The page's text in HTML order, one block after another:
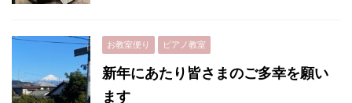
お教室便り ピアノ教室
新年にあたり皆さまのご多幸を願い
ます